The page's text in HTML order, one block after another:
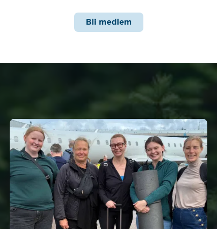
Bli medlem